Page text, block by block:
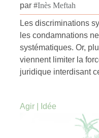
par #Inès Meftah
Les discriminations
les condamnations
systématiques. Or,
viennent limiter la
juridique interdisant
Agir Idée